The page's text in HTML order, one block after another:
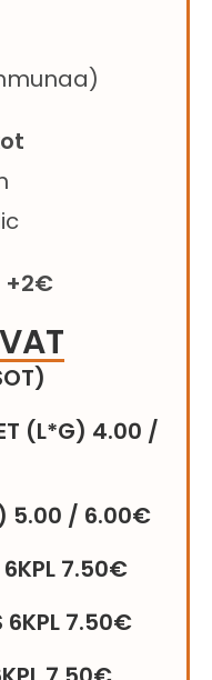
+2€
(L*G) 4.00 /
5.00 / 6.00€
6KPL 7.50€
6KPL 7.50€